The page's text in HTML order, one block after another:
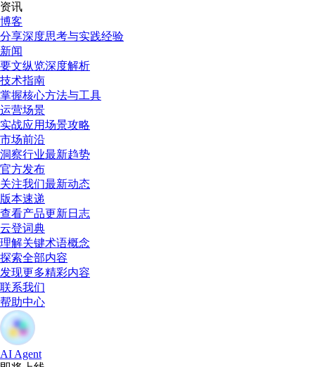
资讯
博客
分享深度思考与实践经验
新闻
要文纵览深度解析
技术指南
掌握核心方法与工具
运营场景
实战应用场景攻略
市场前沿
洞察行业最新趋势
官方发布
关注我们最新动态
版本速递
查看产品更新日志
云登词典
理解关键术语概念
探索全部内容
发现更多精彩内容
联系我们
帮助中心
AI Agent